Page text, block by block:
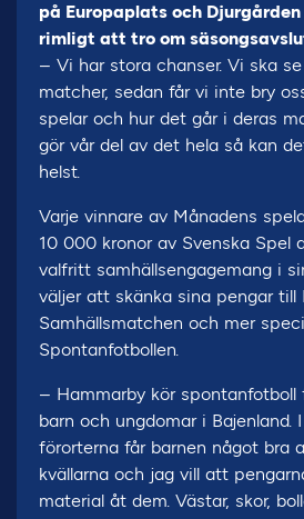
på Europaplats och
rimligt att tro om
– Vi har stora chanser. Vi ska
matcher, sedan får vi inte bry
spelar och hur det går i deras
gör vår del av det hela så kan
helst.
Varje vinnare av Månadens
10 000 kronor av Svenska Spel
valfritt samhällsengagemang i
väljer att skänka sina pengar till
Samhällsmatchen och mer
Spontanfotbollen.
– Hammarby kör
barn och ungdomar i Bajenland.
förorterna får barnen något bra
kvällarna och jag vill att
material åt dem. Västar, skor,